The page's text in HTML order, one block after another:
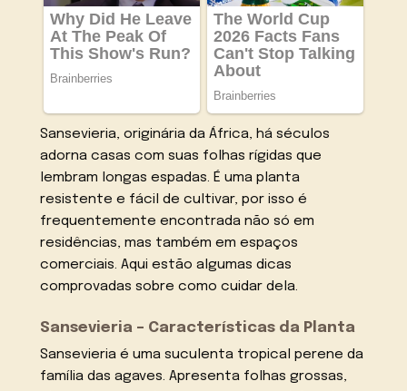
Sansevieria, originária da África, há séculos
adorna casas com suas folhas rígidas que
lembram longas espadas. É uma planta
resistente e fácil de cultivar, por isso é
frequentemente encontrada não só em
residências, mas também em espaços
comerciais. Aqui estão algumas dicas
comprovadas sobre como cuidar dela.
Sansevieria – Características da Planta
Sansevieria é uma suculenta tropical perene da
família das agaves. Apresenta folhas grossas,